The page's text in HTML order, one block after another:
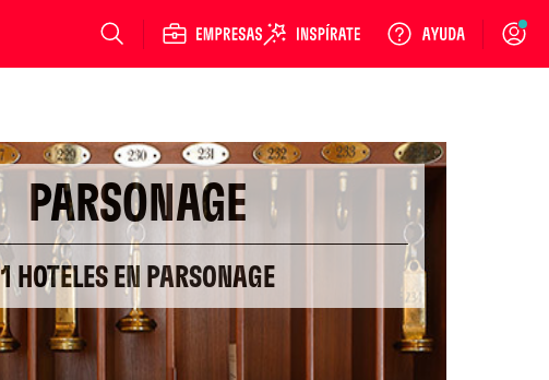
Login
PARSONAGE
1 HOTELES EN PARSONAGE